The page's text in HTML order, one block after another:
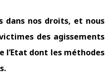
dans nos droits, et nous
des agissements
l’Etat dont les méthodes